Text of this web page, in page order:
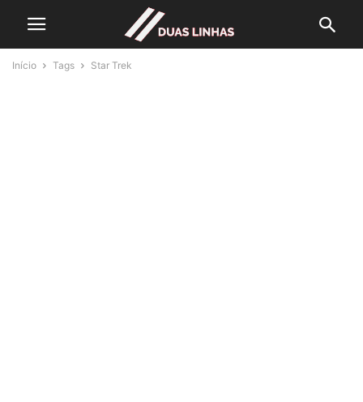
Início Tags Star Trek